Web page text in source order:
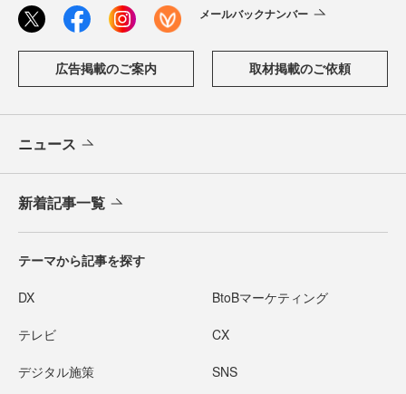
メールバックナンバー
広告掲載のご案内 取材掲載のご依頼
ニュース
新着記事一覧
テーマから記事を探す
DX BtoBマーケティング
テレビ CX
デジタル施策 SNS